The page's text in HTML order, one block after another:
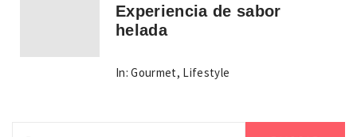
Experiencia de sabor
helada
In: Gourmet, Lifestyle